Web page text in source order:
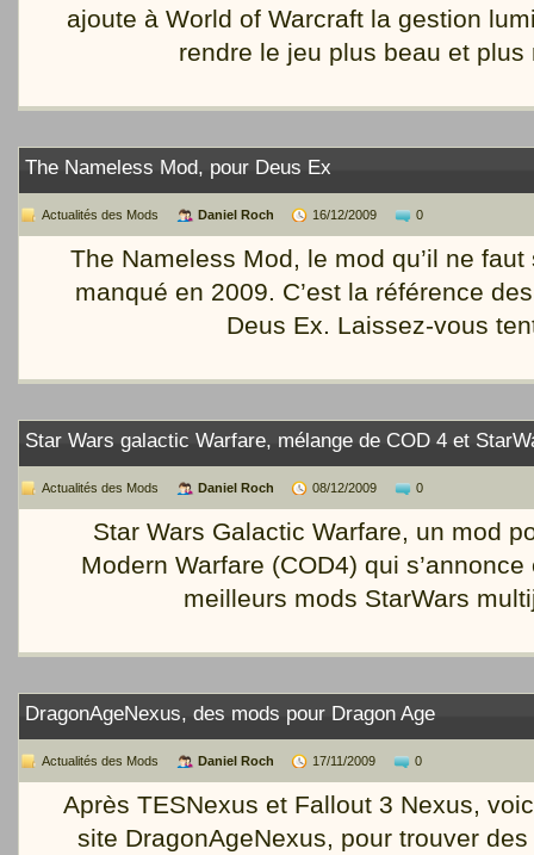
ajoute à World of Warcraft la gestion
rendre le jeu plus beau et plus
The Nameless Mod, pour Deus Ex
Actualités des Mods Daniel Roch 16/12/2009 0
The Nameless Mod, le mod qu’il ne
manqué en 2009. C’est la référence
Deus Ex. Laissez-vous
Star Wars galactic Warfare, mélange de COD 4 et
Actualités des Mods Daniel Roch 08/12/2009 0
Star Wars Galactic Warfare, un mod
Modern Warfare (COD4) qui s’annonce
meilleurs mods StarWars
DragonAgeNexus, des mods pour Dragon Age
Actualités des Mods Daniel Roch 17/11/2009 0
Après TESNexus et Fallout 3 Nexus,
site DragonAgeNexus, pour trouver